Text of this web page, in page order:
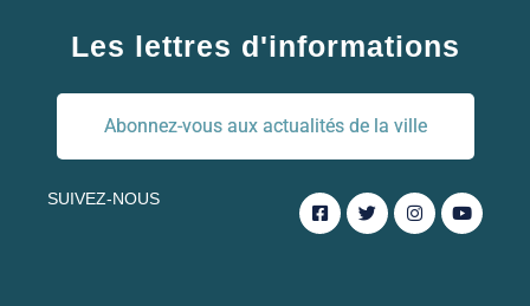
Les lettres d'informations
Abonnez-vous aux actualités de la ville
SUIVEZ-NOUS